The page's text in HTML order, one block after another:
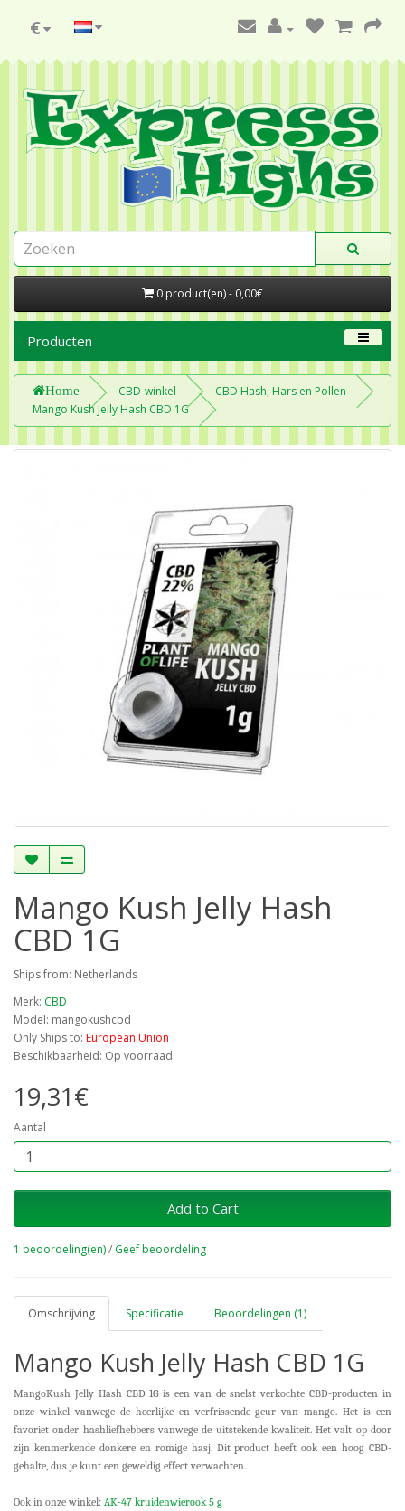
€
0 product(en) - 0,00€
Producten
Home CBD-winkel
CBD Hash, Hars en Pollen
Mango Kush Jelly Hash CBD 1G
Mango Kush Jelly Hash
CBD 1G
Ships from: Netherlands
Merk: CBD
Model: mangokushcbd
Only Ships to: European Union
Beschikbaarheid: Op voorraad
19,31€
Aantal
Add to Cart
1 beoordeling(en)/ Geef beoordeling
Omschrijving Specificatie Beoordelingen (1)
Mango Kush Jelly Hash CBD 1G
MangoKush Jelly Hash CBD 1G is een van de snelst verkochte CBD-producten in
onze winkel vanwege de heerlijke en verfrissende geur van mango. Het is een
favoriet onder hashliefhebbers vanwege de uitstekende kwaliteit. Het valt op door
zijn kenmerkende donkere en romige hasj. Dit product heeft ook een hoog CBD-
gehalte, dus je kunt een geweldig effect verwachten.
Ook in onze winkel: AK-47 kruidenwierook 5 g